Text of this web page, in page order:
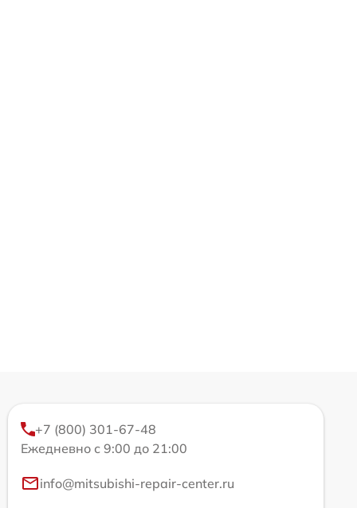
+7 (800) 301-67-48
Ежедневно с 9:00 до 21:00
info@mitsubishi-repair-center.ru